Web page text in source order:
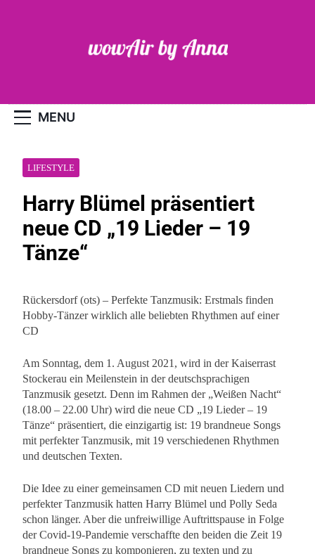
MENU
LIFESTYLE
Harry Blümel präsentiert
neue CD „19 Lieder – 19
Tänze“
Rückersdorf (ots) – Perfekte Tanzmusik: Erstmals finden
Hobby-Tänzer wirklich alle beliebten Rhythmen auf einer
CD
Am Sonntag, dem 1. August 2021, wird in der Kaiserrast
Stockerau ein Meilenstein in der deutschsprachigen
Tanzmusik gesetzt. Denn im Rahmen der „Weißen Nacht“
(18.00 – 22.00 Uhr) wird die neue CD „19 Lieder – 19
Tänze“ präsentiert, die einzigartig ist: 19 brandneue Songs
mit perfekter Tanzmusik, mit 19 verschiedenen Rhythmen
und deutschen Texten.
Die Idee zu einer gemeinsamen CD mit neuen Liedern und
perfekter Tanzmusik hatten Harry Blümel und Polly Seda
schon länger. Aber die unfreiwillige Auftrittspause in Folge
der Covid-19-Pandemie verschaffte den beiden die Zeit 19
brandneue Songs zu komponieren, zu texten und zu